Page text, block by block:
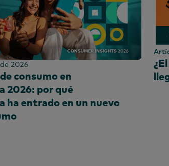
2026
consumo en
2026: por qué
ha entrado en un nuevo